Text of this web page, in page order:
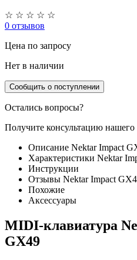
☆ ☆ ☆ ☆ ☆
0 отзывов
Цена по запросу
Нет в наличии
Сообщить о поступлении
Остались вопросы?
Получите консультацию нашего
Описание Nektar Impact
Характеристики Nektar
Инструкции
Отзывы Nektar Impact
Похожие
Аксессуары
MIDI-клавиатура
GX49